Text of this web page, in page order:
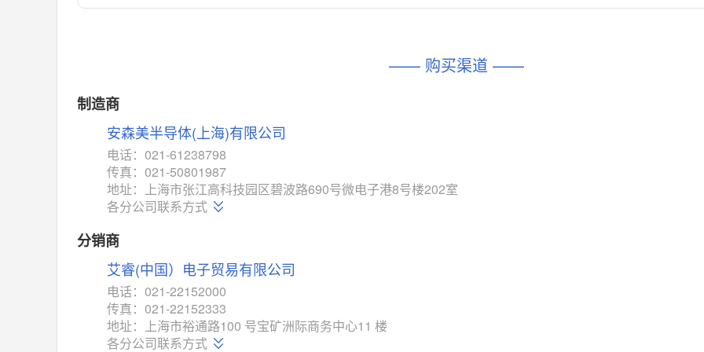
对比
MAX14760
M74HC4852 (意法-ST)
相同功能 相似度 52%
TC4052BF (东芝-Toshiba)
相同功能 相似度 50% 对比
ISL54233 (瑞萨-Renesas)
相同功能 相似度 49% 对比
对比
相似度 44%
相同功能
—— 购买渠道 ——
制造商
安森美半导体(上海)有限公司
电话：021-61238798
传真：021-50801987
地址：上海市张江高科技园区碧波路690号微电子港8号楼202室
各分公司联系方式
分销商
艾睿(中国）电子贸易有限公司
电话：021-22152000
传真：021-22152333
地址：上海市裕通路100 号宝矿洲际商务中心11 楼
各分公司联系方式